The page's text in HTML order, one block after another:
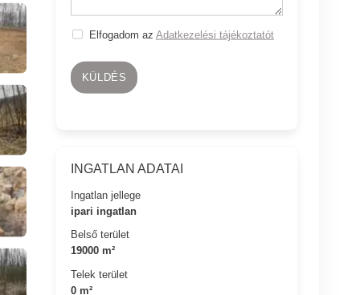
Elfogadom az Adatkezelési tájékoztatót
KÜLDÉS
INGATLAN ADATAI
Ingatlan jellege
ipari ingatlan
Belső terület
19000 m²
Telek terület
0 m²